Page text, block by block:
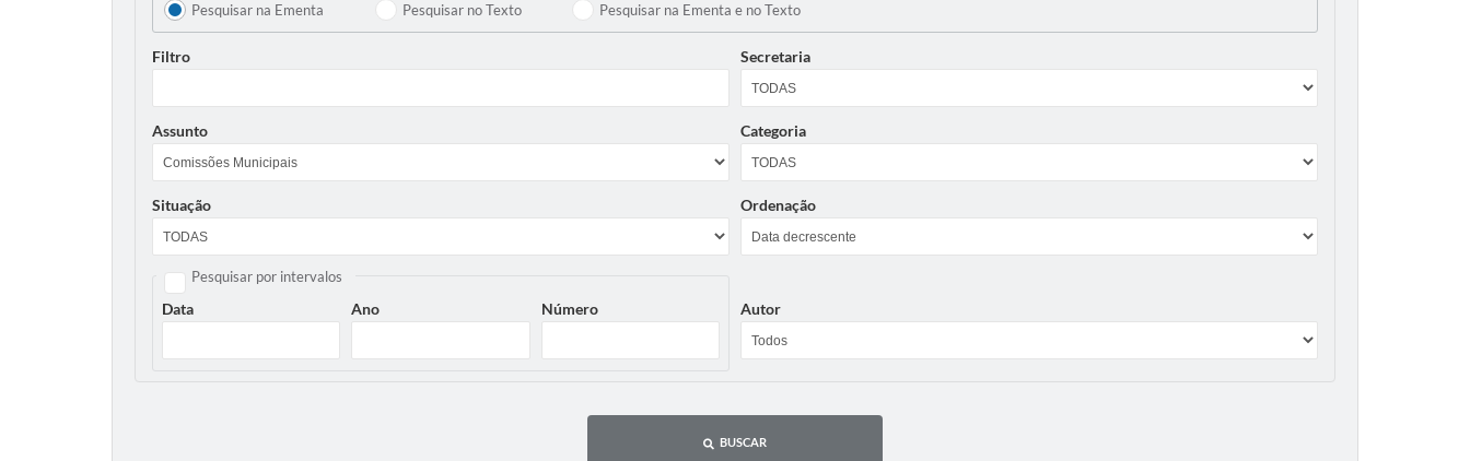
Pesquisar na Ementa Pesquisar no Texto Pesquisar na Ementa e no Texto
Filtro Secretaria
Assunto Categoria
Situação Ordenação
Pesquisar por intervalos
Data Ano Número Autor
BUSCAR